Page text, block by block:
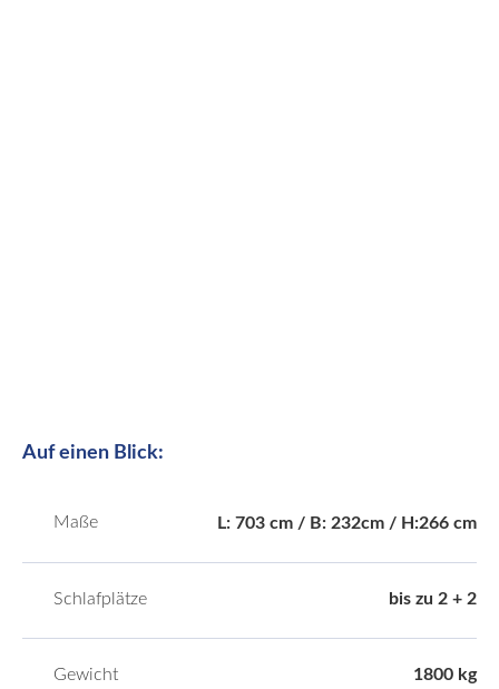
Auf einen Blick:
Maße L: 703 cm / B: 232cm / H:266 cm
Schlafplätze bis zu 2 + 2
Gewicht 1800 kg